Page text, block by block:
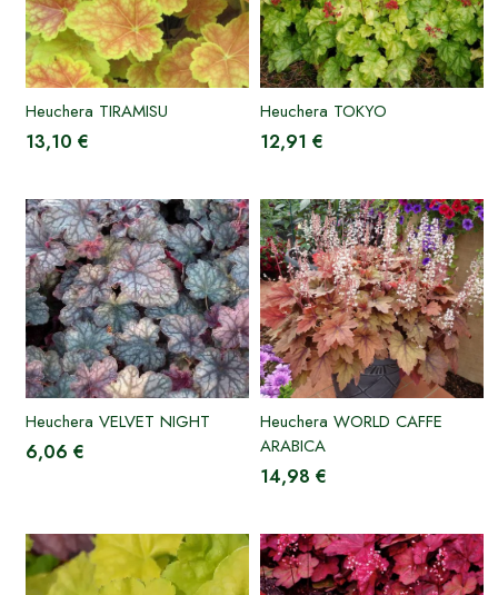
Heuchera TIRAMISU
13,10 €
Heuchera TOKYO
12,91 €
Heuchera VELVET NIGHT
6,06 €
Heuchera WORLD CAFFE
ARABICA
14,98 €